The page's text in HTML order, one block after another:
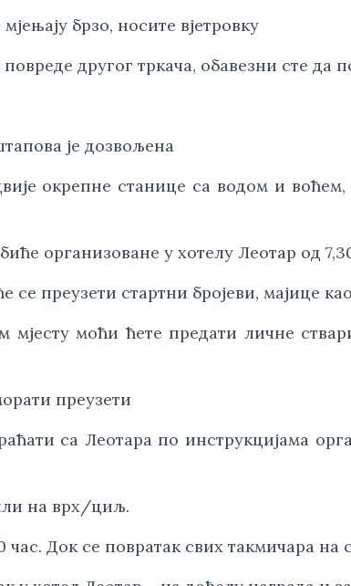
брзо, носите вјетровку
повреде другог тркача, обавезни сте да
је дозвољена
окрепне станице са водом и
организоване у хотелу Леотар од
се преузети стартни бројеви, мајице
мјесту моћи ћете предати личне
преузети
са Леотара по инструкцијама
на врх/циљ.
Док се повратак свих такмичара на